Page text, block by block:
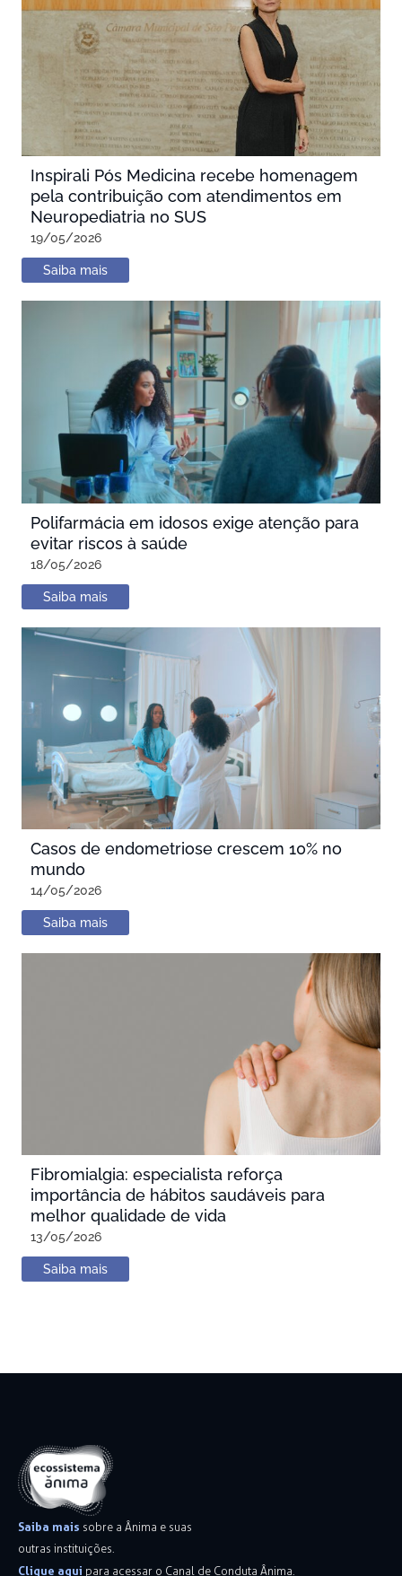
Inspirali Pós Medicina recebe homenagem
pela contribuição com atendimentos em
Neuropediatria no SUS
19/05/2026
Saiba mais
Polifarmácia em idosos exige atenção para
evitar riscos à saúde
18/05/2026
Saiba mais
Casos de endometriose crescem 10% no
mundo
14/05/2026
Saiba mais
Fibromialgia: especialista reforça
importância de hábitos saudáveis para
melhor qualidade de vida
13/05/2026
Saiba mais
Saiba mais sobre a Ânima e suas
outras instituições.
Clique aqui para acessar o Canal de Conduta Ânima.